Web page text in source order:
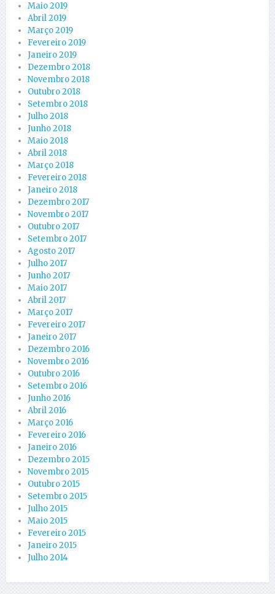
Maio 2019
Abril 2019
Março 2019
Fevereiro 2019
Janeiro 2019
Dezembro 2018
Novembro 2018
Outubro 2018
Setembro 2018
Julho 2018
Junho 2018
Maio 2018
Abril 2018
Março 2018
Fevereiro 2018
Janeiro 2018
Dezembro 2017
Novembro 2017
Outubro 2017
Setembro 2017
Agosto 2017
Julho 2017
Junho 2017
Maio 2017
Abril 2017
Março 2017
Fevereiro 2017
Janeiro 2017
Dezembro 2016
Novembro 2016
Outubro 2016
Setembro 2016
Junho 2016
Abril 2016
Março 2016
Fevereiro 2016
Janeiro 2016
Dezembro 2015
Novembro 2015
Outubro 2015
Setembro 2015
Julho 2015
Maio 2015
Fevereiro 2015
Janeiro 2015
Julho 2014